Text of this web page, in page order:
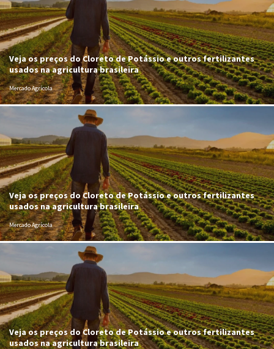
Veja os preços do Cloreto de Potássio e outros fertilizantes
usados na agricultura brasileira
Mercado Agrícola
Veja os preços do Cloreto de Potássio e outros fertilizantes
usados na agricultura brasileira
Mercado Agrícola
Veja os preços do Cloreto de Potássio e outros fertilizantes
usados na agricultura brasileira